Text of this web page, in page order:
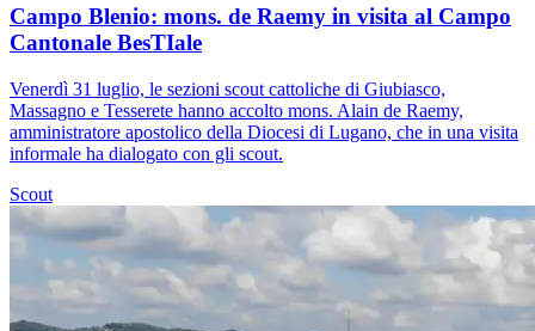
Campo Blenio: mons. de Raemy in visita al Campo
Cantonale BesTIale
Venerdì 31 luglio, le sezioni scout cattoliche di Giubiasco,
Massagno e Tesserete hanno accolto mons. Alain de Raemy,
amministratore apostolico della Diocesi di Lugano, che in una visita
informale ha dialogato con gli scout.
Scout